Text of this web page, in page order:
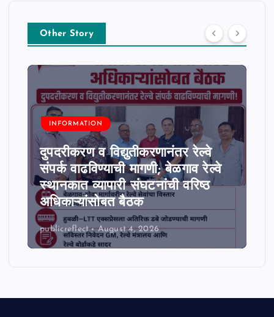
Other Story
INFORMATION
दुपदरीकरण व विद्युतीकरणानंतर रेल्वे
संपर्क वाढविण्याची मागणी; बेळगाव रेल्वे
स्थानकात व्यापारी संघटनांची वरिष्ठ
अधिकाऱ्यांसोबत बैठक
publicreflect August 4, 2026